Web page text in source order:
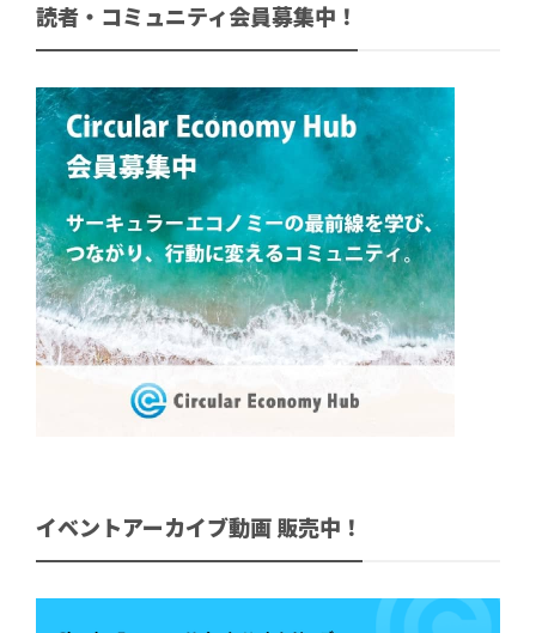
読者・コミュニティ会員募集中！
イベントアーカイブ動画 販売中！